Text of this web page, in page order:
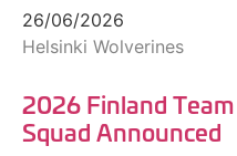
26/06/2026
Helsinki Wolverines
2026 Finland
Squad Announced